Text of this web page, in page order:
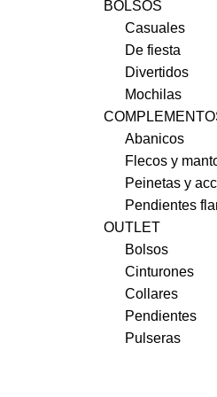
BOLSOS
Casuales
De fiesta
Divertidos
Mochilas
Abanicos
Flecos y
Peinetas y
Pendientes
OUTLET
Bolsos
Cinturones
Collares
Pendientes
Pulseras